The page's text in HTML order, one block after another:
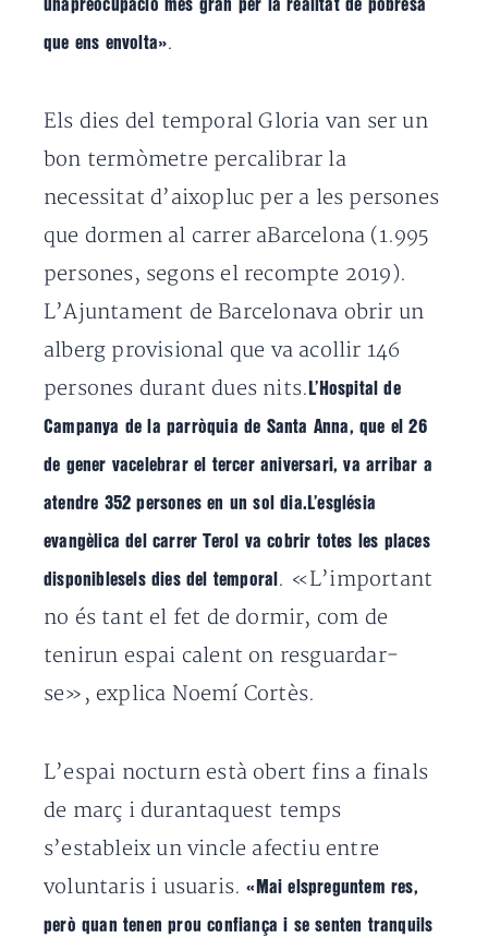
unapreocupació més gran per la realitat de pobresa
que ens envolta».
Els dies del temporal Gloria van ser un
bon termòmetre percalibrar la
necessitat d’aixopluc per a les persones
que dormen al carrer aBarcelona (1.995
persones, segons el recompte 2019).
L’Ajuntament de Barcelonava obrir un
alberg provisional que va acollir 146
persones durant dues nits.L’Hospital de
Campanya de la parròquia de Santa Anna, que el 26
de gener vacelebrar el tercer aniversari, va arribar a
atendre 352 persones en un sol dia.L’església
evangèlica del carrer Terol va cobrir totes les places
disponiblesels dies del temporal . «L’important
no és tant el fet de dormir, com de
tenirun espai calent on resguardar-
se», explica Noemí Cortès.
L’espai nocturn està obert fins a finals
de març i durantaquest temps
s’estableix un vincle afectiu entre
voluntaris i usuaris.«Mai elspreguntem res,
però quan tenen prou confiança i se senten tranquils